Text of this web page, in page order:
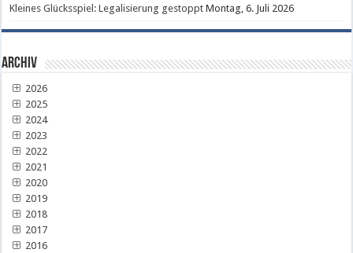
Kleines Glücksspiel: Legalisierung gestoppt Montag, 6. Juli 2026
Archiv
2026
2025
2024
2023
2022
2021
2020
2019
2018
2017
2016